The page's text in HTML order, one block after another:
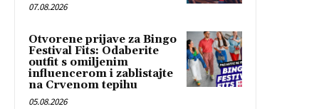
07.08.2026
Otvorene prijave za Bingo
Festival Fits: Odaberite
outfit s omiljenim
influencerom i zablistajte
na Crvenom tepihu
05.08.2026